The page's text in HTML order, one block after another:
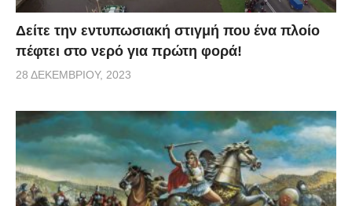
Δείτε την εντυπωσιακή στιγμή που ένα πλοίο
πέφτει στο νερό για πρώτη φορά!
28 ΔΕΚΕΜΒΡΊΟΥ, 2023